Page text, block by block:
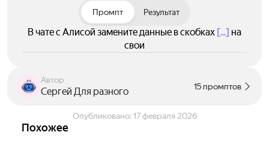
Промпт Результат
В чате с Алисой замените данные в скобках [...] на
свои
Автор
Сергей Для разного 15 промптов
Опубликовано: 17 февраля 2026
Похожее